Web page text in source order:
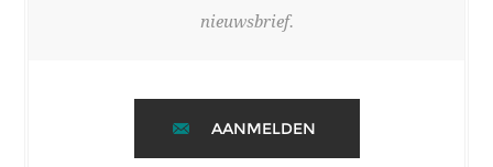
nieuwsbrief.
AANMELDEN